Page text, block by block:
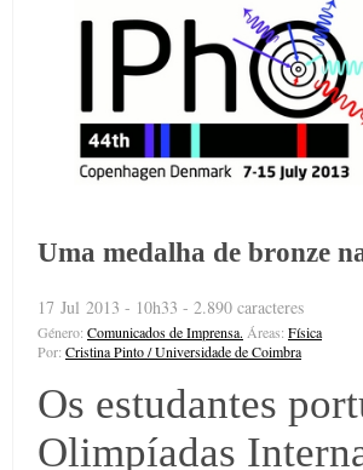
Uma medalha de bronze
17 Jul 2013 - 10h33 - 2.890 caracteres
Género: Comunicados de Imprensa. Áreas: Física
Por: Cristina Pinto / Universidade de Coimbra
Os estudantes
Olimpíadas